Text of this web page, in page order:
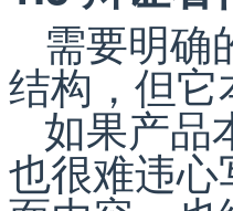
需要明确
结构，但
如果产品
也很难违